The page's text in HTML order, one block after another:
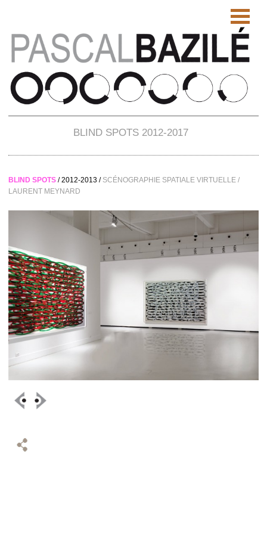
BLIND SPOTS 2012-2017
BLIND SPOTS / 2012-2013 / SCÉNOGRAPHIE SPATIALE VIRTUELLE /
LAURENT MEYNARD